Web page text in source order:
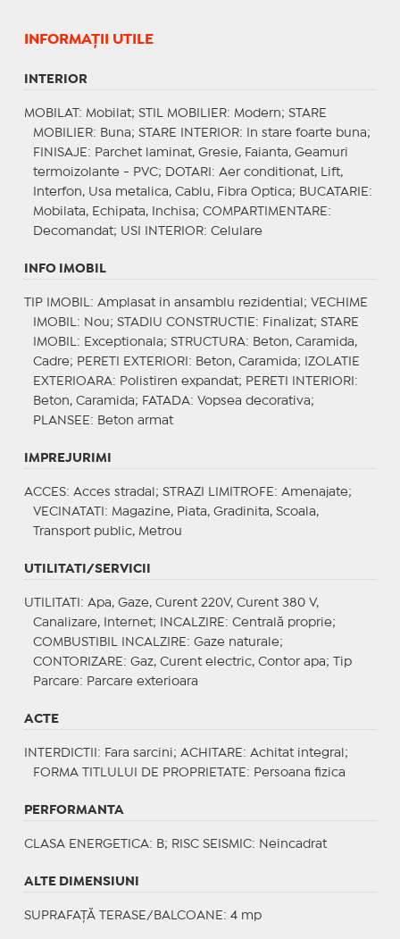
INFORMAŢII UTILE
INTERIOR
MOBILAT : Mobilat; STIL MOBILIER: Modern; STARE
MOBILIER: Buna; STARE INTERIOR: In stare foarte buna;
FINISAJE : Parchet laminat, Gresie, Faianta, Geamuri
termoizolante - PVC;
DOTARI : Aer conditionat, Lift,
Interfon, Usa metalica, Cablu, Fibra Optica; BUCATARIE :
Mobilata, Echipata, Inchisa; COMPARTIMENTARE :
Decomandat; USI INTERIOR: Celulare
INFO IMOBIL
TIP IMOBIL : Amplasat in ansamblu rezidential; VECHIME
IMOBIL : Nou; STADIU CONSTRUCTIE : Finalizat; STARE
IMOBIL : Exceptionala; STRUCTURA: Beton, Caramida,
Cadre; PERETI EXTERIORI : Beton, Caramida;
IZOLATIE
EXTERIOARA: Polistiren expandat; PERETI INTERIORI :
Beton, Caramida; FATADA: Vopsea decorativa;
PLANSEE : Beton armat
IMPREJURIMI
ACCES: Acces stradal; STRAZI LIMITROFE : Amenajate;
VECINATATI : Magazine, Piata, Gradinita, Scoala,
Transport public, Metrou
UTILITATI/SERVICII
UTILITATI : Apa, Gaze, Curent 220V, Curent 380 V,
Canalizare, Internet;
INCALZIRE : Centrală proprie;
COMBUSTIBIL INCALZIRE : Gaze naturale;
CONTORIZARE : Gaz, Curent electric, Contor apa;
Tip
Parcare: Parcare exterioara
ACTE
INTERDICTII : Fara sarcini; ACHITARE : Achitat integral;
FORMA TITLULUI DE PROPRIETATE : Persoana fizica
PERFORMANTA
CLASA ENERGETICA: B; RISC SEISMIC: Neincadrat
ALTE DIMENSIUNI
SUPRAFAȚĂ TERASE/BALCOANE: 4 mp